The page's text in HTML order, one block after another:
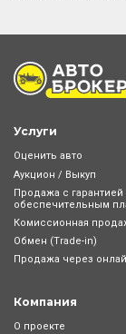
Услуги
Оценить авто
Аукцион / Выкуп
Продажа с гарантией
обеспечительным
Комиссионная
Обмен (Trade-in)
Продажа через
Компания
О проекте